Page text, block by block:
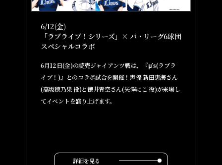
6/12(金)
「ラブライブ！シリーズ」× パ・リーグ6球団
スペシャルコラボ
6月12日(金)の読売ジャイアンツ戦は、『μ’s(ラブラ
イブ！)』とのコラボ試合を開催！声優 新田恵海さん
(高坂穂乃果 役)と徳井青空さん(矢澤にこ 役)が来場し
てイベントを盛り上げます。
詳細を見る